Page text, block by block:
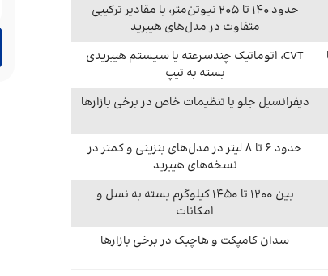
حدود 140 تا 205 نیوتن‌متر، با مقادیر ترکیبی
متفاوت در مدل‌های هیبرید
CVT، اتوماتیک چندسرعته یا سیستم هیبریدی
بسته به تیپ
دیفرانسیل جلو یا تنظیمات خاص در برخی بازارها
حدود 6 تا 8 لیتر در مدل‌های بنزینی و کمتر در
نسخه‌های هیبرید
بین 1200 تا 1450 کیلوگرم بسته به نسل و
امکانات
سدان کامپکت و هاچبک در برخی بازارها